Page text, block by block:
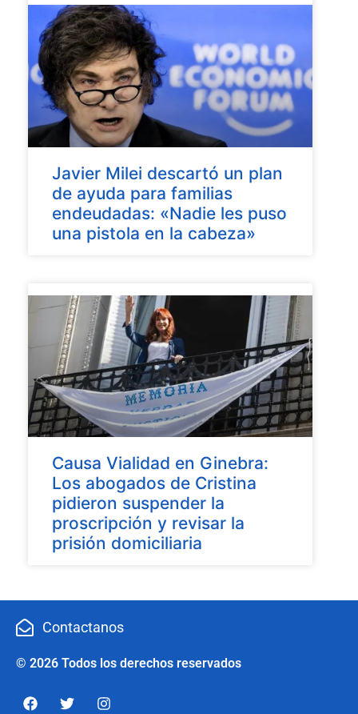
Javier Milei descartó un plan
de ayuda para familias
endeudadas: «Nadie les puso
una pistola en la cabeza»
Causa Vialidad en Ginebra:
Los abogados de Cristina
pidieron suspender la
proscripción y revisar la
prisión domiciliaria
Contactanos
© 2026 Todos los derechos reservados